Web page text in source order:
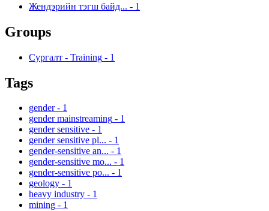
Жендэрийн тэгш байд... - 1
Groups
Сургалт - Training - 1
Tags
gender - 1
gender mainstreaming - 1
gender sensitive - 1
gender sensitive pl... - 1
gender-sensitive an... - 1
gender-sensitive mo... - 1
gender-sensitive po... - 1
geology - 1
heavy industry - 1
mining - 1